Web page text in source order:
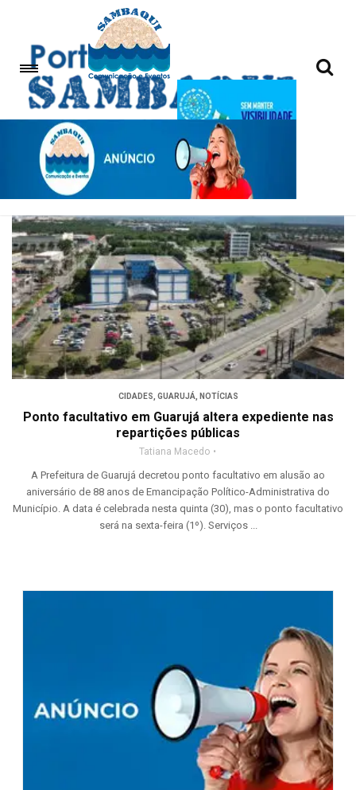
ponto facultativo
CIDADES, GUARUJÁ, NOTÍCIAS
Ponto facultativo em Guarujá altera expediente nas
repartições públicas
Tatiana Macedo
A Prefeitura de Guarujá decretou ponto facultativo em alusão ao
aniversário de 88 anos de Emancipação Político-Administrativa do
Município. A data é celebrada nesta quinta (30), mas o ponto facultativo
será na sexta-feira (1º). Serviços ...